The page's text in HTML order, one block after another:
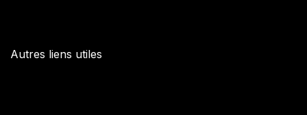
Autres liens utiles